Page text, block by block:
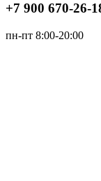
+7 900 670-26-
пн-пт 8:00-20:00